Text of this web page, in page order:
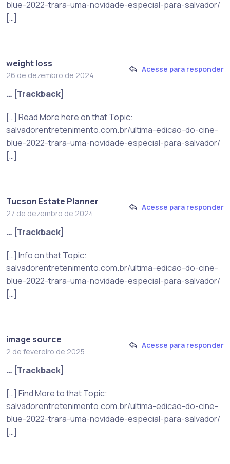
blue-2022-trara-uma-novidade-especial-para-salvador/
[…]
weight loss
26 de dezembro de 2024
Acesse para responder
… [Trackback]
[…] Read More here on that Topic:
salvadorentretenimento.com.br/ultima-edicao-do-cine-
blue-2022-trara-uma-novidade-especial-para-salvador/
[…]
Tucson Estate Planner
27 de dezembro de 2024
Acesse para responder
… [Trackback]
[…] Info on that Topic:
salvadorentretenimento.com.br/ultima-edicao-do-cine-
blue-2022-trara-uma-novidade-especial-para-salvador/
[…]
image source
2 de fevereiro de 2025
Acesse para responder
… [Trackback]
[…] Find More to that Topic:
salvadorentretenimento.com.br/ultima-edicao-do-cine-
blue-2022-trara-uma-novidade-especial-para-salvador/
[…]